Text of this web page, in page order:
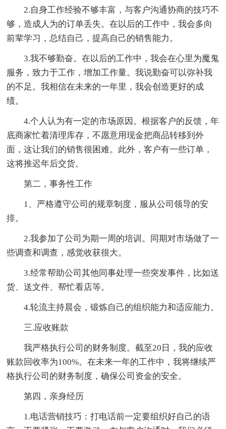
2.自身工作经验不够丰富，与客户沟通协商的技巧不
够，造成人为的订单丢失。在以后的工作中，我会多向
前辈学习，总结自己，提高自己的销售能力。
3.我不够勤奋。在以后的工作中，我会在心里为魔鬼
服务，致力于工作，增加工作量。我说勤奋可以弥补我
的不足。我相信在未来的一年里，我会创造更好的成
绩。
4.个人认为有一定的市场原因。根据客户的反馈，年
底商家忙着清理库存，不愿意用现金把商品转移到外
面，这让我们的销售很困难。此外，客户有一些订单，
这将推迟年后交货。
第二，事务性工作
1、严格遵守公司的规章制度，服从公司领导的安
排。
2.我参加了公司为期一周的培训。同期对市场做了一
些调查和调查，感觉收获很大。
3.经常帮助公司其他同事处理一些突发事件，比如送
货、送文件、帮忙看店等。
4.轮流主持晨会，锻炼自己的组织能力和适应能力。
三.应收账款
我严格执行公司的财务制度。截至20日，我的应收
账款回收率为100%。在未来一年的工作中，我将继续严
格执行公司的财务制度，确保公司资金的安全。
第四，亲身经历
1.电话营销技巧：打电话前一定要组织好自己的语